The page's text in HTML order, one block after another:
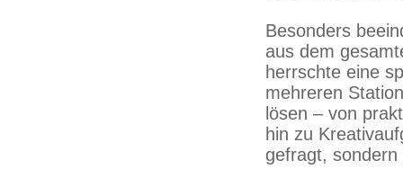
Besonders
aus dem
herrschte eine
mehreren
lösen – von
hin zu
gefragt,